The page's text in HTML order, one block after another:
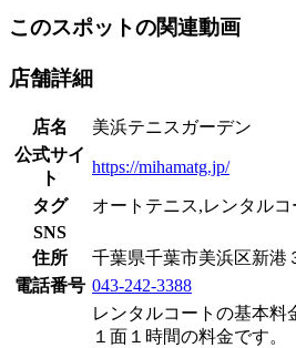
このスポットの関連動画
店舗詳細
店名
美浜テニスガーデン
公式サイ
ト
https://mihamatg.jp/
タグ
オートテニス,レンタルコ
SNS
住所
千葉県千葉市美浜区新港
電話番号 043-242-3388
レンタルコートの基本料
１面１時間の料金です